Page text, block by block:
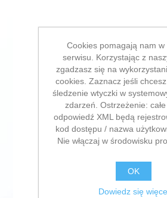
Cookies pomagają nam w
serwisu. Korzystając z
zgadzasz się na
cookies. Zaznacz jeśli
śledzenie wtyczki w
zdarzeń. Ostrzeżenie:
odpowiedź XML będą
kod dostępu / nazwa
Nie włączaj w środowisku
OK
Dowiedz się